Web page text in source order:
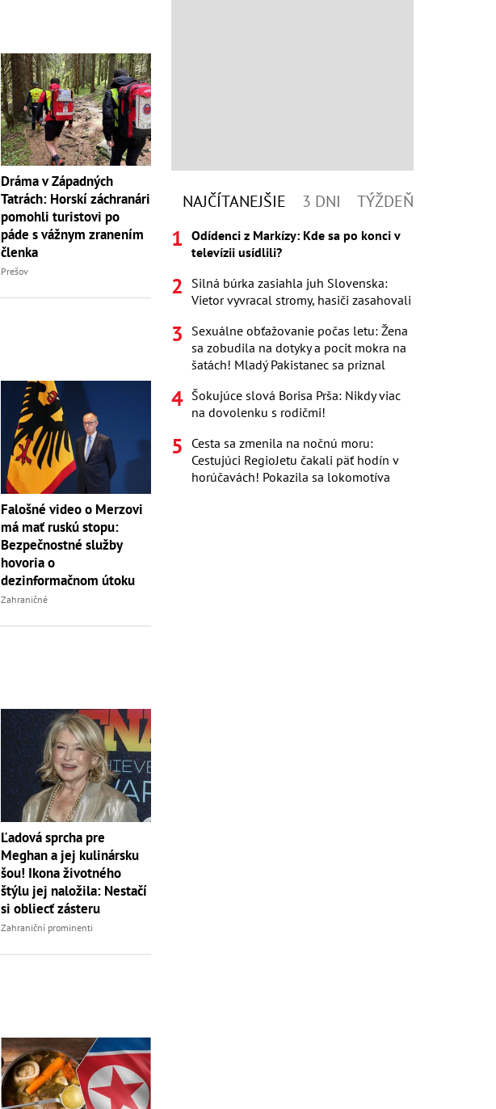
Dráma v Západných
Tatrách: Horskí záchranári
pomohli turistovi po
páde s vážnym zranením
členka
Prešov
Falošné video o Merzovi
má mať ruskú stopu:
Bezpečnostné služby
hovoria o
dezinformačnom útoku
Zahraničné
Ľadová sprcha pre
Meghan a jej kulinársku
šou! Ikona životného
štýlu jej naložila: Nestačí
si obliecť zásteru
Zahraniční prominenti
NAJČÍTANEJŠIE 3 DNI TÝŽDEŇ
Odídenci z Markízy: Kde sa po konci v
televízii usídlili?
Silná búrka zasiahla juh Slovenska:
Vietor vyvracal stromy, hasiči zasahovali
Sexuálne obťažovanie počas letu: Žena
sa zobudila na dotyky a pocit mokra na
šatách! Mladý Pakistanec sa priznal
Šokujúce slová Borisa Prša: Nikdy viac
na dovolenku s rodičmi!
Cesta sa zmenila na nočnú moru:
Cestujúci RegioJetu čakali päť hodín v
horúčavách! Pokazila sa lokomotíva